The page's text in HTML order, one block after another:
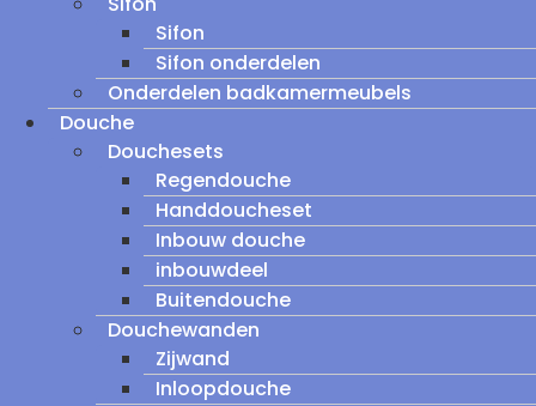
Sifon
Sifon onderdelen
Onderdelen badkamermeubels
Douche
Douchesets
Regendouche
Handdoucheset
Inbouw douche
inbouwdeel
Buitendouche
Douchewanden
Zijwand
Inloopdouche